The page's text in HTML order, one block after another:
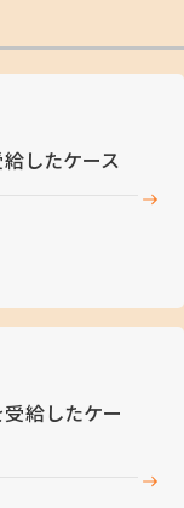
したケース
給したケー